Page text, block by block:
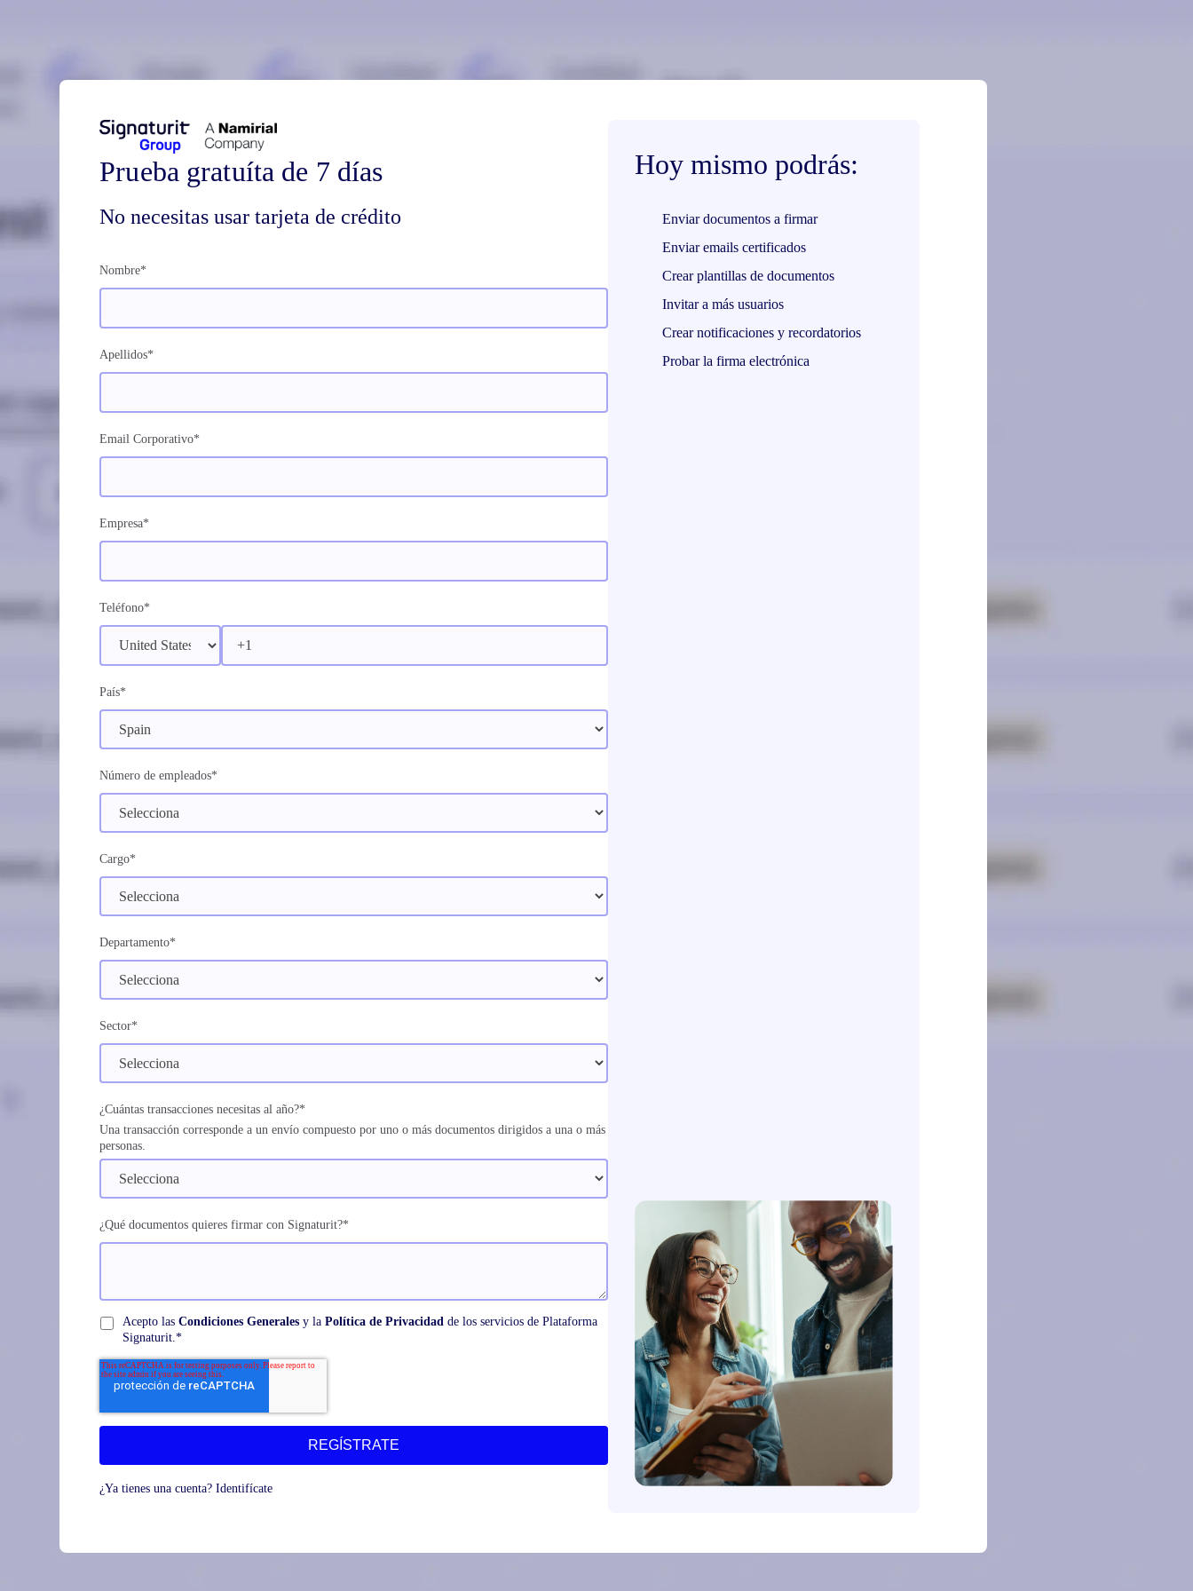
Prueba gratuíta de 7 días
No necesitas usar tarjeta de crédito
Nombre*
Apellidos*
Email Corporativo*
Empresa*
Teléfono*
País*
Número de empleados*
Cargo*
Departamento*
Sector*
¿Cuántas transacciones necesitas al año?*
Una transacción corresponde a un envío compuesto por uno o más documentos dirigidos a una o más
personas.
¿Qué documentos quieres firmar con Signaturit?*
Acepto lasCondiciones Generales y laPolítica de Privacidad de los servicios de Plataforma
Signaturit.*
¿Ya tienes una cuenta?Identifícate
Hoy mismo podrás:
Enviar documentos a firmar
Enviar emails certificados
Crear plantillas de documentos
Invitar a más usuarios
Crear notificaciones y recordatorios
Probar la firma electrónica